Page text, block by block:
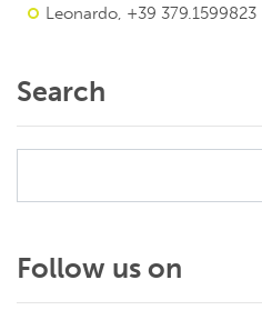
Leonardo, +39 379.1599823
Search
Follow us on